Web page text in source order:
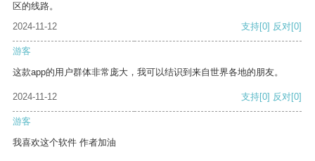
区的线路。
2024-11-12
支持[0] 反对[0]
游客
这款app的用户群体非常庞大，我可以结识到来自世界各地的朋友。
2024-11-12 支持[0] 反对[0]
游客
我喜欢这个软件 作者加油